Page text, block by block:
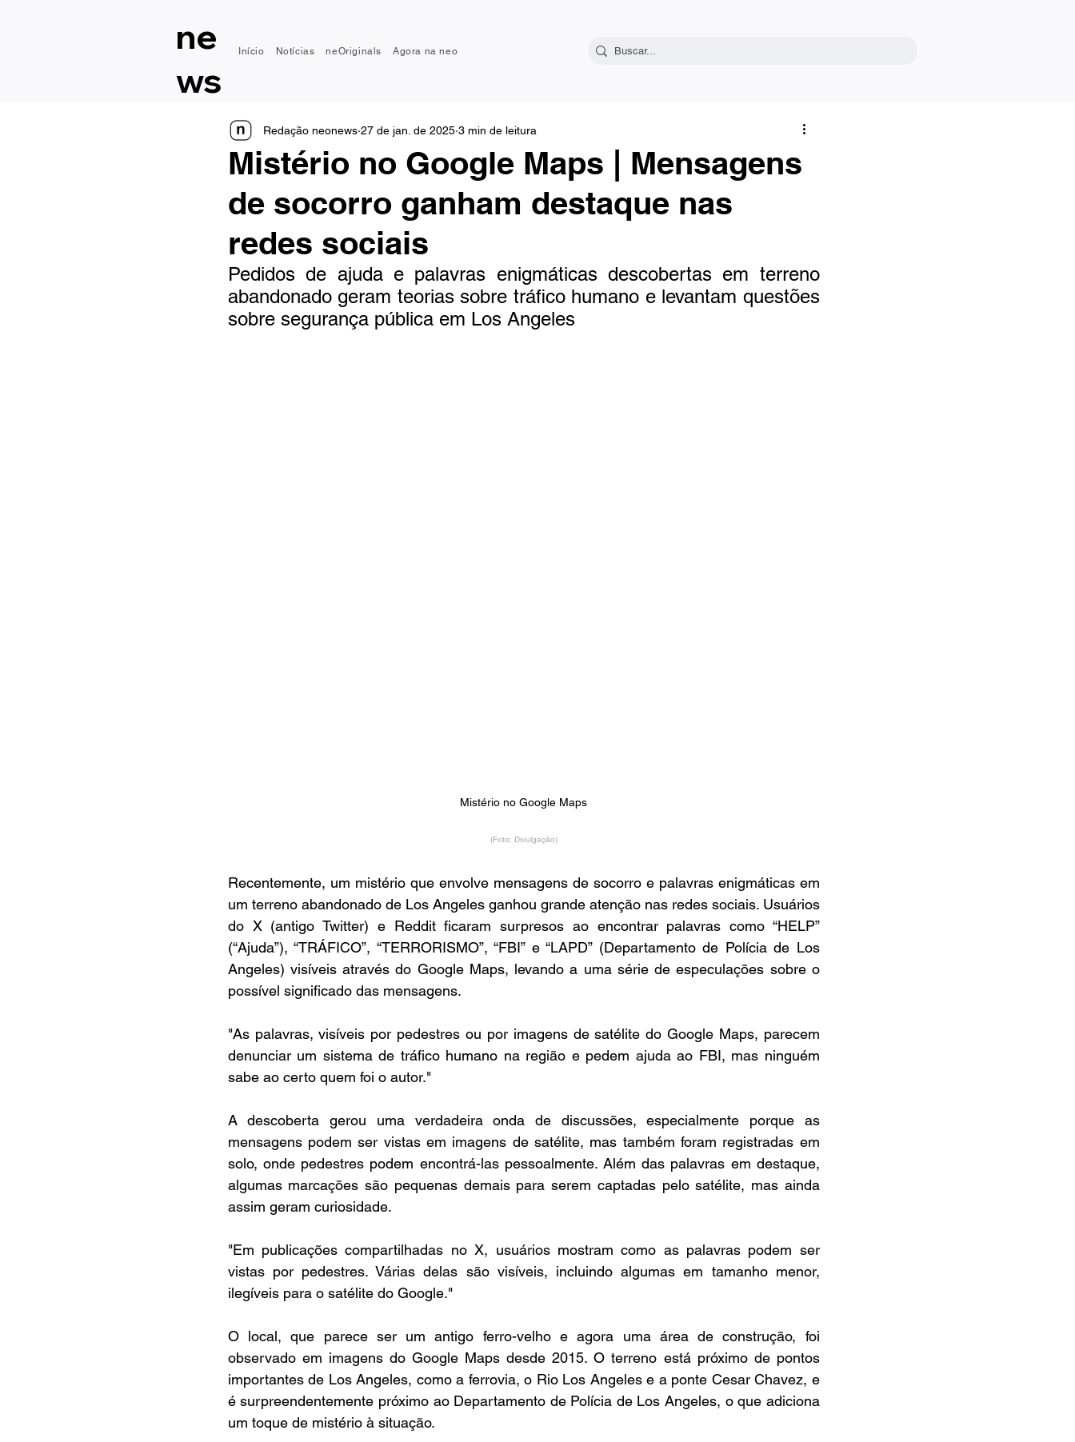
ne
ws
Início Notícias neOriginals Agora na neo
Mistério no Google Maps | Mensagens
de socorro ganham destaque nas
redes sociais
Redação neonews 27 de jan. de 2025 3 min de leitura
Pedidos de ajuda e palavras enigmáticas descobertas em terreno
abandonado geram teorias sobre tráfico humano e levantam questões
sobre segurança pública em Los Angeles
Mistério no Google Maps
(Foto: Divulgação)
Recentemente, um mistério que envolve mensagens de socorro e palavras enigmáticas em
um terreno abandonado de Los Angeles ganhou grande atenção nas redes sociais. Usuários
do X (antigo Twitter) e Reddit ficaram surpresos ao encontrar palavras como “HELP”
(“Ajuda”), “TRÁFICO”, “TERRORISMO”, “FBI” e “LAPD” (Departamento de Polícia de Los
Angeles) visíveis através do Google Maps, levando a uma série de especulações sobre o
possível significado das mensagens.
"As palavras, visíveis por pedestres ou por imagens de satélite do Google Maps, parecem
denunciar um sistema de tráfico humano na região e pedem ajuda ao FBI, mas ninguém
sabe ao certo quem foi o autor."
A descoberta gerou uma verdadeira onda de discussões, especialmente porque as
mensagens podem ser vistas em imagens de satélite, mas também foram registradas em
solo, onde pedestres podem encontrá-las pessoalmente. Além das palavras em destaque,
algumas marcações são pequenas demais para serem captadas pelo satélite, mas ainda
assim geram curiosidade.
"Em publicações compartilhadas no X, usuários mostram como as palavras podem ser
vistas por pedestres. Várias delas são visíveis, incluindo algumas em tamanho menor,
ilegíveis para o satélite do Google."
O local, que parece ser um antigo ferro-velho e agora uma área de construção, foi
observado em imagens do Google Maps desde 2015. O terreno está próximo de pontos
importantes de Los Angeles, como a ferrovia, o Rio Los Angeles e a ponte Cesar Chavez, e
é surpreendentemente próximo ao Departamento de Polícia de Los Angeles, o que adiciona
um toque de mistério à situação.